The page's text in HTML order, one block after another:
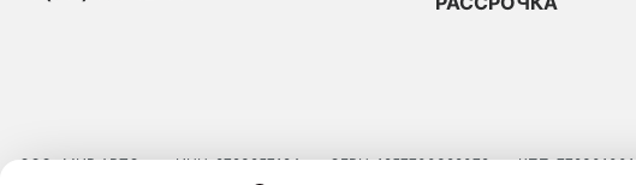
ООО «МИР АВТО» ИНН: 9723257124 ОГРН: 1257700329072
КПП: 772301001